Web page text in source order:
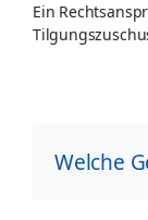
Ein
Welche